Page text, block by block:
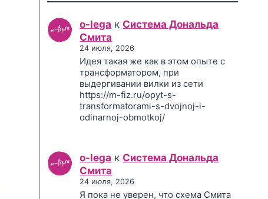
o-lega к Система Дональда
Смита
24 июля, 2026
Идея такая же как в этом опыте с
трансформатором, при
выдергивании вилки из сети
https://m-fiz.ru/opyt-s-
transformatorami-s-dvojnoj-i-
odinarnoj-obmotkoj/
o-lega к Система Дональда
Смита
24 июля, 2026
Я пока не уверен, что схема Смита